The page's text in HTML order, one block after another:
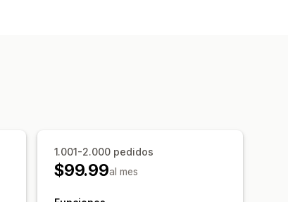
conjuntas frecuentes
1.001-2.000 pedidos
$99.99al mes